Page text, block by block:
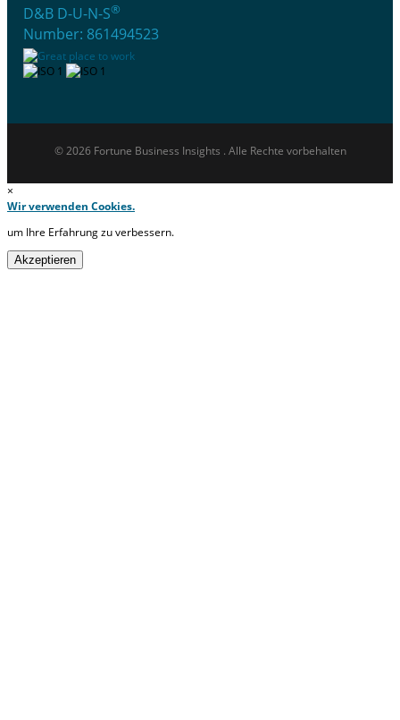
D&B D-U-N-S®
Number: 861494523
© 2026 Fortune Business Insights . Alle Rechte vorbehalten
×
Wir verwenden Cookies.
um Ihre Erfahrung zu verbessern.
Akzeptieren